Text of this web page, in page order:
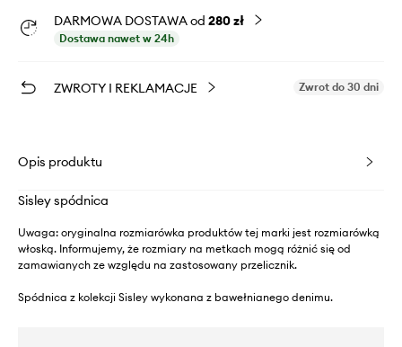
DARMOWA DOSTAWA od 280 zł
Dostawa nawet w 24h
ZWROTY I REKLAMACJE Zwrot do 30 dni
Opis produktu
Sisley spódnica
Uwaga: oryginalna rozmiarówka produktów tej marki jest rozmiarówką
włoską. Informujemy, że rozmiary na metkach mogą różnić się od
zamawianych ze względu na zastosowany przelicznik.
Spódnica z kolekcji Sisley wykonana z bawełnianego denimu.